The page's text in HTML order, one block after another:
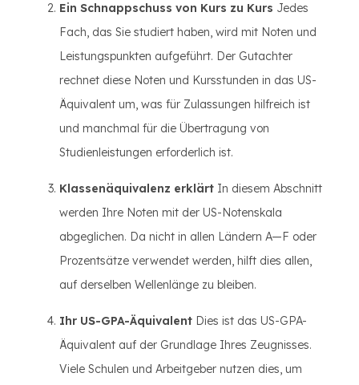
Ein Schnappschuss von Kurs zu Kurs Jedes
Fach, das Sie studiert haben, wird mit Noten und
Leistungspunkten aufgeführt. Der Gutachter
rechnet diese Noten und Kursstunden in das US-
Äquivalent um, was für Zulassungen hilfreich ist
und manchmal für die Übertragung von
Studienleistungen erforderlich ist.
Klassenäquivalenz erklärt In diesem Abschnitt
werden Ihre Noten mit der US-Notenskala
abgeglichen. Da nicht in allen Ländern A—F oder
Prozentsätze verwendet werden, hilft dies allen,
auf derselben Wellenlänge zu bleiben.
Ihr US-GPA-Äquivalent Dies ist das US-GPA-
Äquivalent auf der Grundlage Ihres Zeugnisses.
Viele Schulen und Arbeitgeber nutzen dies, um